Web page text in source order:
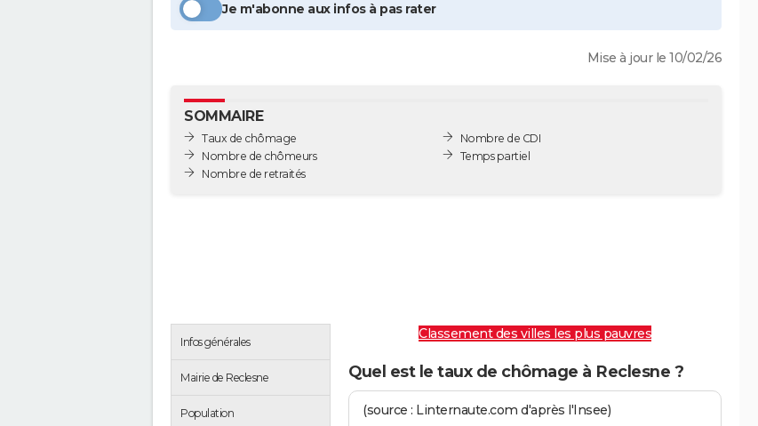
Je m'abonne aux infos à pas rater
Mise à jour le 10/02/26
SOMMAIRE
Taux de chômage
Nombre de chômeurs
Nombre de retraités
Nombre de CDI
Temps partiel
Infos générales
Mairie de Reclesne
Population
Classement des villes les plus pauvres
Quel est le taux de chômage à Reclesne ?
(source : Linternaute.com d'après l'Insee)